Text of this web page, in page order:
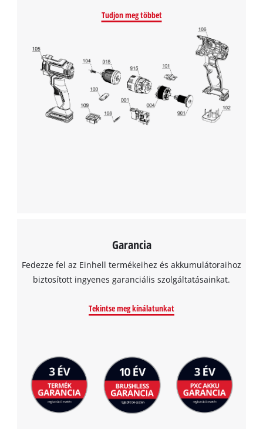
Tudjon meg többet
Garancia
Fedezze fel az Einhell termékeihez és akkumulátoraihoz
biztosított ingyenes garanciális szolgáltatásainkat.
Tekintse meg kínálatunkat